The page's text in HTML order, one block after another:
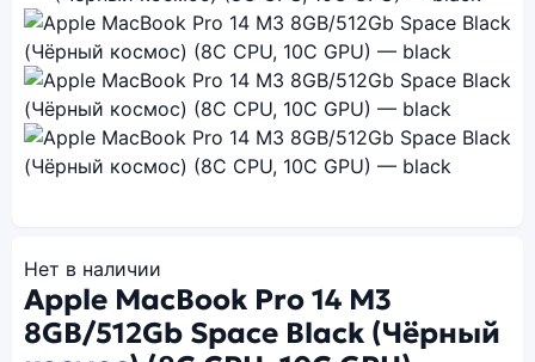
Нет в наличии
Apple MacBook Pro 14 M3
8GB/512Gb Space Black (Чёрный